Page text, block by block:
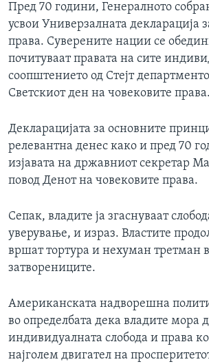
Пред 70 години, Генералното
усвои Универзалната декларација
права. Суверените нации се
почитуваат правата на сите
соопштението од Стејт
Светскиот ден на човековите права.
Декларацијата за основните
релевантна денес како и пред 70
изјавата на државниот секретар
повод Денот на човековите права.
Сепак, владите ја згаснуваат
уверување, и израз. Властите
вршат тортура и нехуман третман
затворениците.
Американската надворешна
во определбата дека владите мора
индивидуалната слобода и права
најголем двигател на